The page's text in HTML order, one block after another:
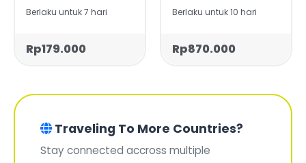
Berlaku untuk 7 hari
Rp179.000
Berlaku untuk 10 hari
Rp870.000
Traveling To More Countries?
Stay connected accross multiple